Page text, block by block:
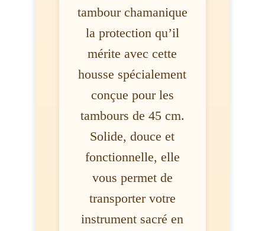
tambour chamanique
la protection qu’il
mérite avec cette
housse spécialement
conçue pour les
tambours de 45 cm.
Solide, douce et
fonctionnelle, elle
vous permet de
transporter votre
instrument sacré en